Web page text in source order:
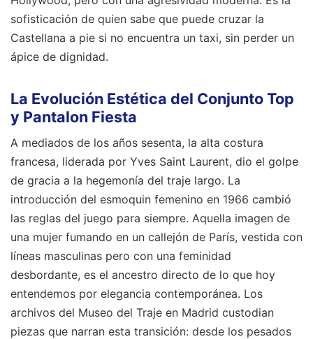
sofisticación de quien sabe que puede cruzar la
Castellana a pie si no encuentra un taxi, sin perder un
ápice de dignidad.
La Evolución Estética del Conjunto Top
y Pantalon Fiesta
A mediados de los años sesenta, la alta costura
francesa, liderada por Yves Saint Laurent, dio el golpe
de gracia a la hegemonía del traje largo. La
introducción del esmoquin femenino en 1966 cambió
las reglas del juego para siempre. Aquella imagen de
una mujer fumando en un callejón de París, vestida con
líneas masculinas pero con una feminidad
desbordante, es el ancestro directo de lo que hoy
entendemos por elegancia contemporánea. Los
archivos del Museo del Traje en Madrid custodian
piezas que narran esta transición: desde los pesados